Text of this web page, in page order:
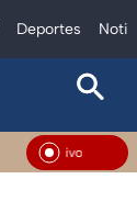
Deportes
En Vivo